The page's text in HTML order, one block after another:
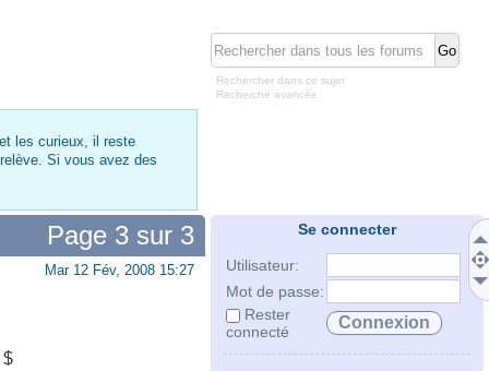
Rechercher dans ce sujet
Recherche avancée
les curieux, il reste
Si vous avez des
Se connecter
Utilisateur:
Mot de passe:
Rester
connecté
Page 3 sur 3
Mar 12 Fév, 2008 15:27
$